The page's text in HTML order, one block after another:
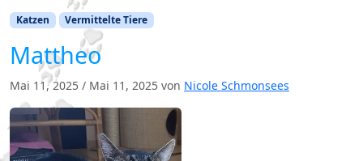
Katzen Vermittelte Tiere
Mattheo
Mai 11, 2025 / Mai 11, 2025 von Nicole Schmonsees